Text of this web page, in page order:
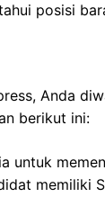
posisi
Anda
berikut ini:
untuk
memiliki